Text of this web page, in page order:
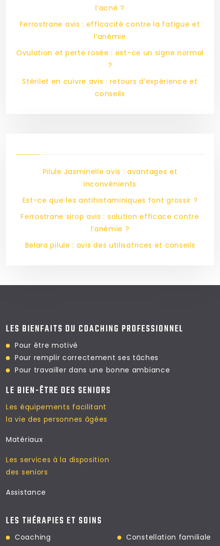
l’acné ?
Ferrostrane avis : efficacité contre la fatigue et
l’anémie
Ovulation et perte rosée : est-ce un signe normal
?
Stérilet en cuivre avis : retours d’expérience et
conseils
Pilule Jasminelle avis : avantages et
inconvénients
Est-ce que les antihistaminiques font grossir ?
Ferrostrane sirop avis : solution efficace contre
l’anémie ?
Belara pilule : avis des utilisatrices et conseils
LES BIENFAITS DU COACHING PROFESSIONNEL
Pour être motivé
Pour remplir correctement ses tâches
Pour travailler dans une bonne ambiance
LE BIEN-ÊTRE DES SENIORS
Les équipements facilitant
la vie des personnes âgées
Matériaux
Les services à la disposition
des seniors
Assistance
LES THÉRAPIES ET SOINS
Coaching
Constellation familiale